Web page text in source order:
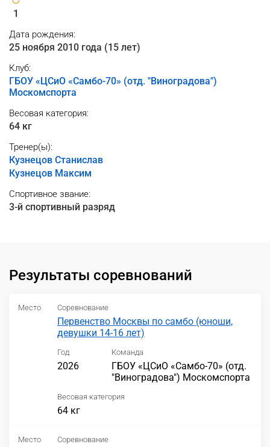
1
Дата рождения:
25 ноября 2010 года (15 лет)
Клуб:
ГБОУ «ЦСиО «Самбо-70» (отд. "Виноградова")
Москомспорта
Весовая категория:
64 кг
Тренер(ы):
Кузнецов Станислав
Кузнецов Максим
Спортивное звание:
3-й спортивный разряд
Результаты соревнований
Место Соревнование
Первенство Москвы по самбо (юноши,
девушки 14-16 лет)
Год
2026
Команда
ГБОУ «ЦСиО «Самбо-70» (отд.
"Виноградова") Москомспорта
Весовая категория
64 кг
Место Соревнование